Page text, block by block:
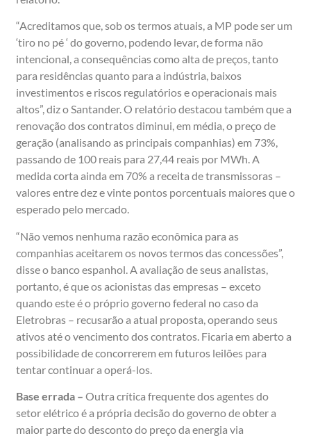
“Acreditamos que, sob os termos atuais, a MP pode ser um
‘tiro no pé ‘ do governo, podendo levar, de forma não
intencional, a consequências como alta de preços, tanto
para residências quanto para a indústria, baixos
investimentos e riscos regulatórios e operacionais mais
altos”, diz o Santander. O relatório destacou também que a
renovação dos contratos diminui, em média, o preço de
geração (analisando as principais companhias) em 73%,
passando de 100 reais para 27,44 reais por MWh. A
medida corta ainda em 70% a receita de transmissoras –
valores entre dez e vinte pontos porcentuais maiores que o
esperado pelo mercado.
“Não vemos nenhuma razão econômica para as
companhias aceitarem os novos termos das concessões”,
disse o banco espanhol. A avaliação de seus analistas,
portanto, é que os acionistas das empresas – exceto
quando este é o próprio governo federal no caso da
Eletrobras – recusarão a atual proposta, operando seus
ativos até o vencimento dos contratos. Ficaria em aberto a
possibilidade de concorrerem em futuros leilões para
tentar continuar a operá-los.
Base errada – Outra crítica frequente dos agentes do
setor elétrico é a própria decisão do governo de obter a
maior parte do desconto do preço da energia via